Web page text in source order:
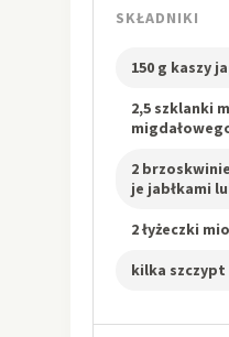
SKŁADNIKI
150 g kaszy
2,5 szklanki
2
je jabłkami
2 łyżeczki
kilka szczypt